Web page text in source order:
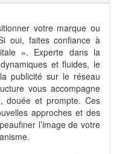
votre marque ou
oui, faites confiance à
». Experte dans la
et fluides, le
publicité sur le réseau
vous accompagne
douée et prompte. Ces
approches et des
l’image de votre